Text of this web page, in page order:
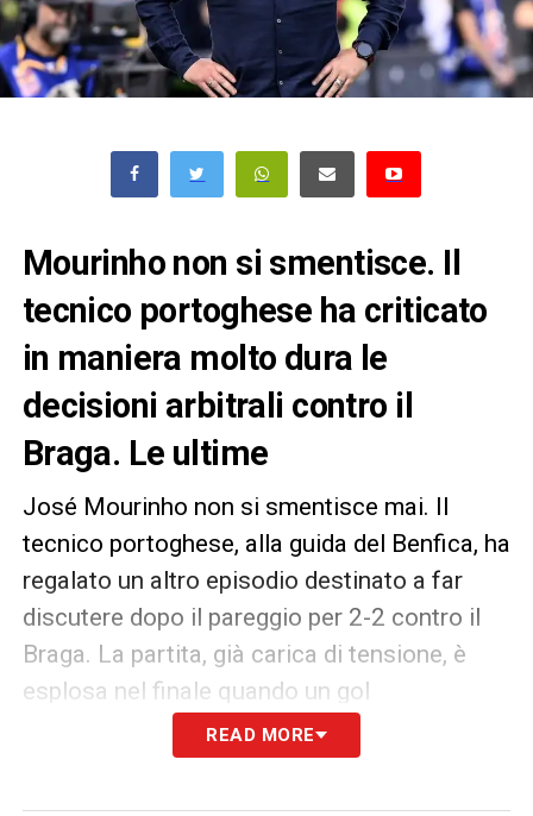
Mourinho non si smentisce. Il
tecnico portoghese ha criticato
in maniera molto dura le
decisioni arbitrali contro il
Braga. Le ultime
José Mourinho non si smentisce mai. Il
tecnico portoghese, alla guida del Benfica, ha
regalato un altro episodio destinato a far
discutere dopo il pareggio per 2-2 contro il
Braga. La partita, già carica di tensione, è
esplosa nel finale quando un gol
apparentemente regolare del Benfica è stato
annullato, negando la vittoria alla squadra di
READ MORE